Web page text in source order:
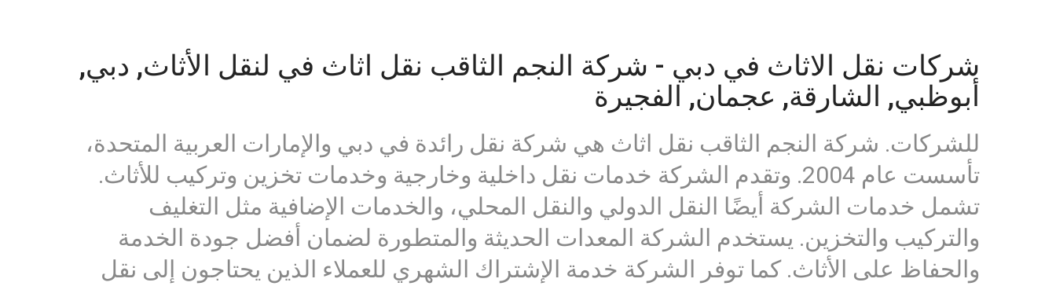
شركات نقل الاثاث في دبي - شركة النجم الثاقب نقل اثاث في لنقل الأثاث, دبي,
أبوظبي, الشارقة, عجمان, الفجيرة
للشركات. شركة النجم الثاقب نقل اثاث هي شركة نقل رائدة في دبي والإمارات العربية المتحدة،
تأسست عام 2004. وتقدم الشركة خدمات نقل داخلية وخارجية وخدمات تخزين وتركيب للأثاث.
تشمل خدمات الشركة أيضًا النقل الدولي والنقل المحلي، والخدمات الإضافية مثل التغليف
والتركيب والتخزين. يستخدم الشركة المعدات الحديثة والمتطورة لضمان أفضل جودة الخدمة
والحفاظ على الأثاث. كما توفر الشركة خدمة الإشتراك الشهري للعملاء الذين يحتاجون إلى نقل